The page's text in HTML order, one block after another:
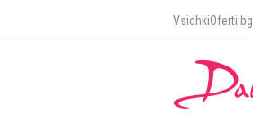
VsichkiOferti.bg